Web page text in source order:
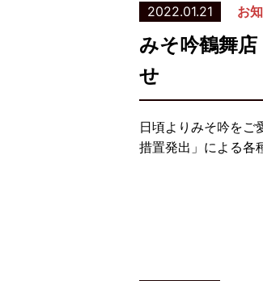
2022.01.21 お
みそ吟鶴舞
せ
日頃よりみそ吟をご
措置発出」による各